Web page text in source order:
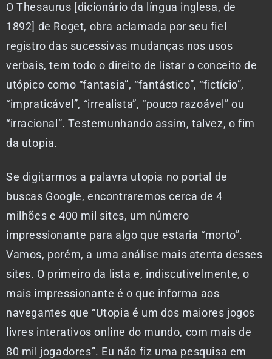
O Thesaurus [dicionário da língua inglesa, de
1892] de Roget, obra aclamada por seu fiel
registro das sucessivas mudanças nos usos
verbais, tem todo o direito de listar o conceito de
utópico como “fantasia”, “fantástico”, “fictício”,
“impraticável”, “irrealista”, “pouco razoável” ou
“irracional”. Testemunhando assim, talvez, o fim
da utopia.
Se digitarmos a palavra utopia no portal de
buscas Google, encontraremos cerca de 4
milhões e 400 mil sites, um número
impressionante para algo que estaria “morto”.
Vamos, porém, a uma análise mais atenta desses
sites. O primeiro da lista e, indiscutivelmente, o
mais impressionante é o que informa aos
navegantes que “Utopia é um dos maiores jogos
livres interativos online do mundo, com mais de
80 mil jogadores”. Eu não fiz uma pesquisa em